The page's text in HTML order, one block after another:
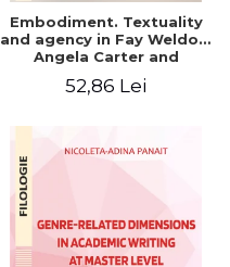
Embodiment. Textuality
and agency in Fay Weldon,
Angela Carter and
fiction
52,86 Lei